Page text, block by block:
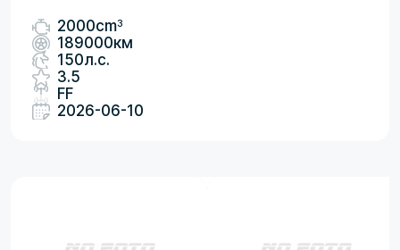
2000cm3
189000км
150л.с.
3.5
FF
2026-06-10